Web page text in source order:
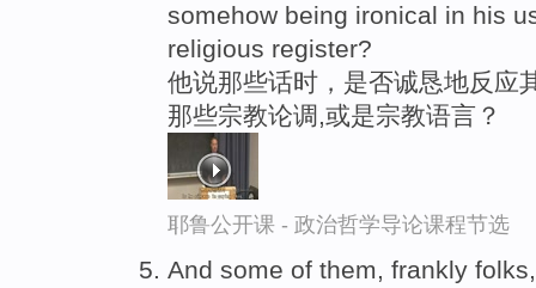
somehow being ironical in his
religious register?
他说那些话时，是否诚恳地反应
那些宗教论调,或是宗教语言？
耶鲁公开课 - 政治哲学导论课程节选
And some of them, frankly